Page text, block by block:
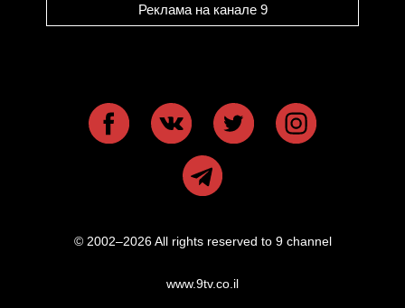
Реклама на канале 9
© 2002–2026 All rights reserved to 9 channel
www.9tv.co.il